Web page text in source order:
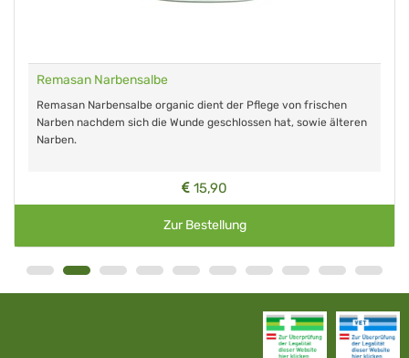
Remasan Narbensalbe
Remasan Narbensalbe organic dient der Pflege von frischen
Narben nachdem sich die Wunde geschlossen hat, sowie älteren
Narben.
15,90
Zur Bestellung